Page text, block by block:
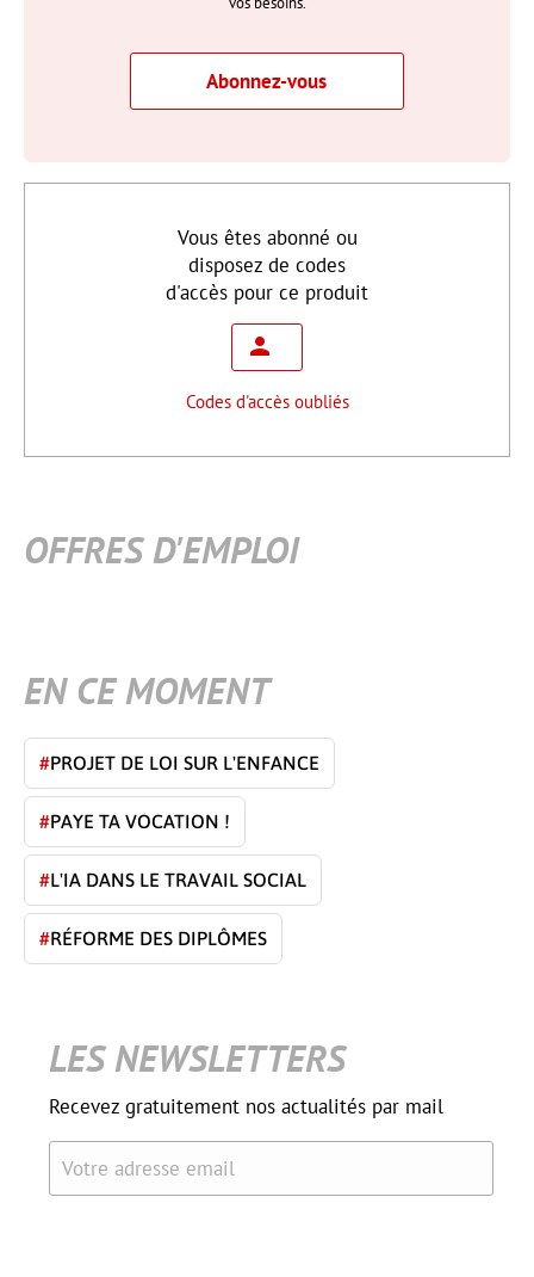
Abonnez-vous
Vous êtes abonné ou
disposez de codes
d'accès pour ce produit
Codes d'accès oubliés
OFFRES D'EMPLOI
EN CE MOMENT
#PROJET DE LOI SUR L'ENFANCE
#PAYE TA VOCATION !
#L'IA DANS LE TRAVAIL SOCIAL
#RÉFORME DES DIPLÔMES
LES NEWSLETTERS
Recevez gratuitement nos actualités par mail
Votre adresse email